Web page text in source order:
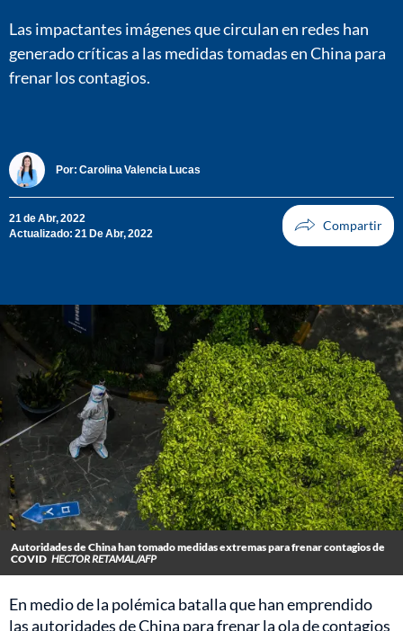
Las impactantes imágenes que circulan en redes han
generado críticas a las medidas tomadas en China para
frenar los contagios.
Por: Carolina Valencia Lucas
21 de Abr, 2022
Actualizado: 21 De Abr, 2022
Autoridades de China han tomado medidas extremas para frenar contagios de
COVID HECTOR RETAMAL/AFP
En medio de la polémica batalla que han emprendido
las autoridades de China para frenar la ola de contagios